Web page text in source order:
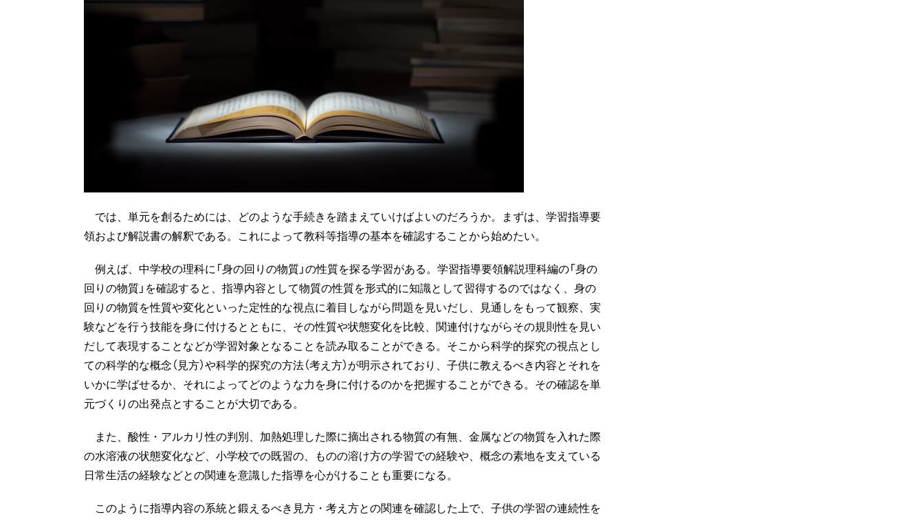
では、単元を創るためには、どのような手続きを踏まえていけばよいのだろうか。まずは、学習指導要
領および解説書の解釈である。これによって教科等指導の基本を確認することから始めたい。
例えば、中学校の理科に「身の回りの物質」の性質を探る学習がある。学習指導要領解説理科編の「身の
回りの物質」を確認すると、指導内容として物質の性質を形式的に知識として習得するのではなく、身の
回りの物質を性質や変化といった定性的な視点に着目しながら問題を見いだし、見通しをもって観察、実
験などを行う技能を身に付けるとともに、その性質や状態変化を比較、関連付けながらその規則性を見い
だして表現することなどが学習対象となることを読み取ることができる。そこから科学的探究の視点とし
ての科学的な概念（見方）や科学的探究の方法（考え方）が明示されており、子供に教えるべき内容とそれを
いかに学ばせるか、それによってどのような力を身に付けるのかを把握することができる。その確認を単
元づくりの出発点とすることが大切である。
また、酸性・アルカリ性の判別、加熱処理した際に摘出される物質の有無、金属などの物質を入れた際
の水溶液の状態変化など、小学校での既習の、ものの溶け方の学習での経験や、概念の素地を支えている
日常生活の経験などとの関連を意識した指導を心がけることも重要になる。
このように指導内容の系統と鍛えるべき見方・考え方との関連を確認した上で、子供の学習の連続性を